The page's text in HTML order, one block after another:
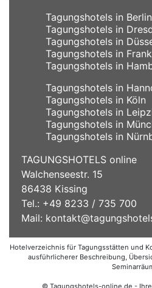
Tagungshotels in Berlin
Tagungshotels in
Tagungshotels in
Tagungshotels in
Tagungshotels in
Tagungshotels in
Tagungshotels in Köln
Tagungshotels in
Tagungshotels in
Tagungshotels in
TAGUNGSHOTELS online
Walchenseestr. 15
86438 Kissing
Tel.: +49 8233 / 735 700
Mail:
Hotelverzeichnis für Tagungsstätten und
ausführlicherer Beschreibung,